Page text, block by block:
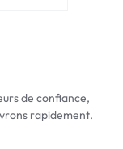
de confiance,
rapidement.